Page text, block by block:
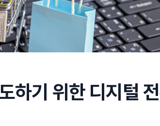
하기 위한 디지털